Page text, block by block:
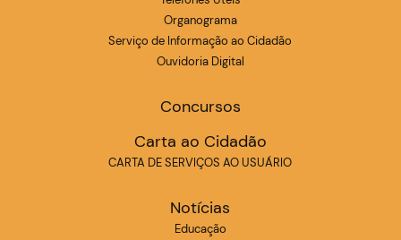
Organograma
Serviço de Informação ao Cidadão
Ouvidoria Digital
Concursos
Carta ao Cidadão
CARTA DE SERVIÇOS AO USUÁRIO
Notícias
Educação